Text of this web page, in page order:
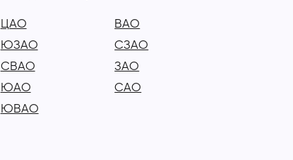
ЦАО
ЮЗАО
СВАО
ЮАО
ЮВАО
ВАО
СЗАО
ЗАО
САО